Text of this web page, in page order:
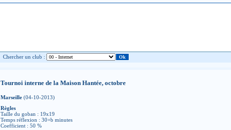
Chercher un club :
Tournoi interne de la Maison Hantée, octobre
Marseille (04-10-2013)
Règles
Taille du goban : 19x19
Temps réflexion : 30+b minutes
Coefficient : 50 %